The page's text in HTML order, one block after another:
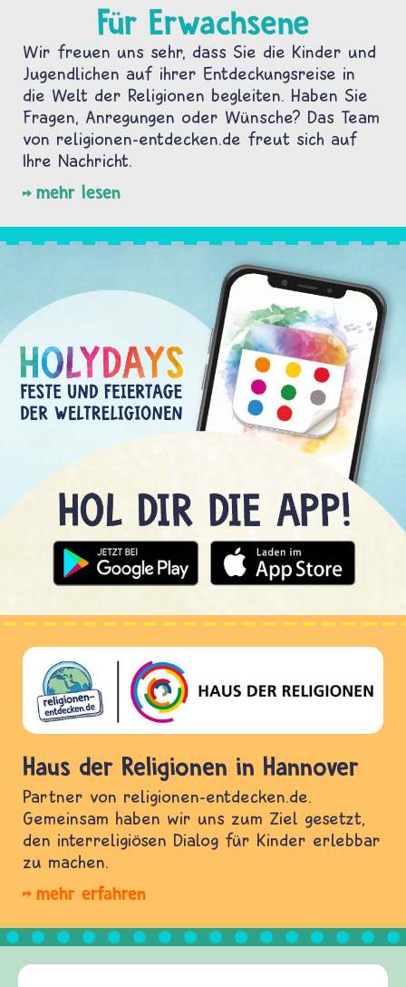
Für Erwachsene
Wir freuen uns sehr, dass Sie die Kinder und
Jugendlichen auf ihrer Entdeckungsreise in
die Welt der Religionen begleiten. Haben Sie
Fragen, Anregungen oder Wünsche? Das Team
von religionen-entdecken.de freut sich auf
Ihre Nachricht.
mehr lesen
Haus der Religionen in Hannover
Partner von religionen-entdecken.de.
Gemeinsam haben wir uns zum Ziel gesetzt,
den interreligiösen Dialog für Kinder erlebbar
zu machen.
mehr erfahren